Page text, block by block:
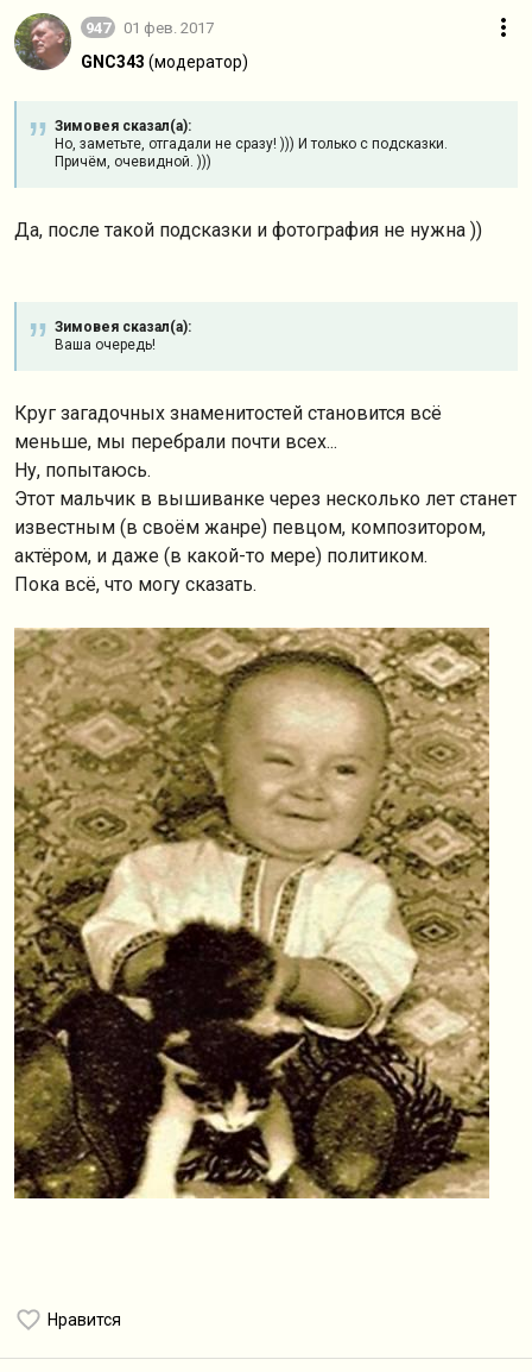
947 01 фев. 2017
GNC343 (модератор)
Зимовея сказал(а):
Но, заметьте, отгадали не сразу! ))) И только с подсказки.
Причём, очевидной. )))
Да, после такой подсказки и фотография не нужна ))
Зимовея сказал(а):
Ваша очередь!
Круг загадочных знаменитостей становится всё
меньше, мы перебрали почти всех...
Ну, попытаюсь.
Этот мальчик в вышиванке через несколько лет станет
известным (в своём жанре) певцом, композитором,
актёром, и даже (в какой-то мере) политиком.
Пока всё, что могу сказать.
Нравится